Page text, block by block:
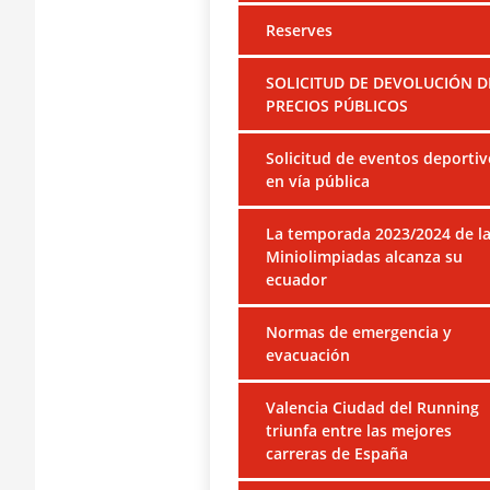
Reserves
SOLICITUD DE DEVOLUCIÓN
PRECIOS PÚBLICOS
Solicitud de eventos
en vía pública
La temporada 2023/2024 de
Miniolimpiadas alcanza su
ecuador
Normas de emergencia y
evacuación
Valencia Ciudad del Running
triunfa entre las mejores
carreras de España